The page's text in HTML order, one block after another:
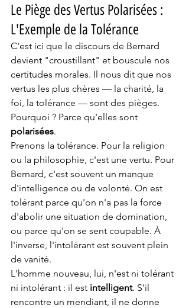
Le Piège des Vertus Polarisées :
L'Exemple de la Tolérance
C'est ici que le discours de Bernard
devient "croustillant" et bouscule nos
certitudes morales. Il nous dit que nos
vertus les plus chères — la charité, la
foi, la tolérance — sont des pièges.
Pourquoi ? Parce qu'elles sont
polarisées.
Prenons la tolérance. Pour la religion
ou la philosophie, c'est une vertu. Pour
Bernard, c'est souvent un manque
d'intelligence ou de volonté. On est
tolérant parce qu'on n'a pas la force
d'abolir une situation de domination,
ou parce qu'on se sent coupable. À
l'inverse, l'intolérant est souvent plein
de vanité.
L'homme nouveau, lui, n'est ni tolérant
ni intolérant : il est intelligent. S'il
rencontre un mendiant, il ne donne